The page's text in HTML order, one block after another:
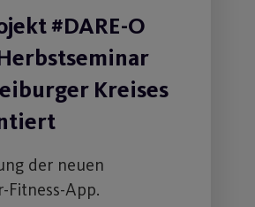
#DARE-O
Kreises
der neuen
Fitness-App.